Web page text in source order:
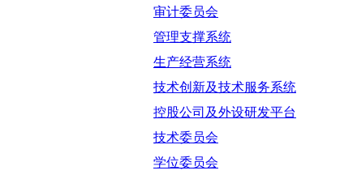
审计委员会
管理支撑系统
生产经营系统
技术创新及技术服务系统
控股公司及外设研发平台
技术委员会
学位委员会